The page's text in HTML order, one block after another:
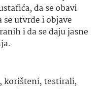
da se obavi
utvrde i objave
i da se daju jasne
,korišteni, testirali,